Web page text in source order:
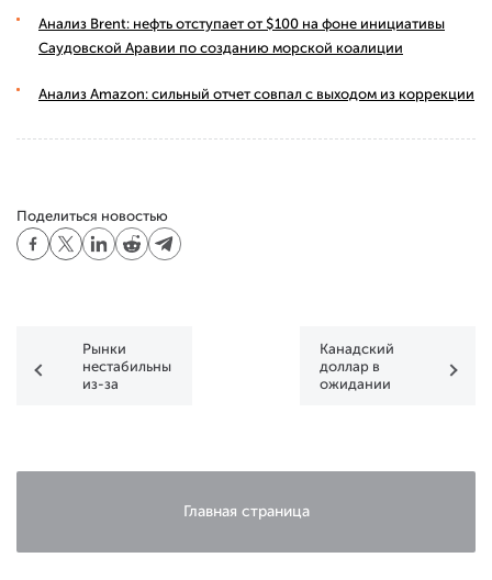
Анализ Brent: нефть отступает от $100 на фоне инициативы
Саудовской Аравии по созданию морской коалиции
Анализ Amazon: сильный отчет совпал с выходом из коррекции
Поделиться новостью
Рынки
нестабильны
из-за
Канадский
доллар в
ожидании
Главная страница